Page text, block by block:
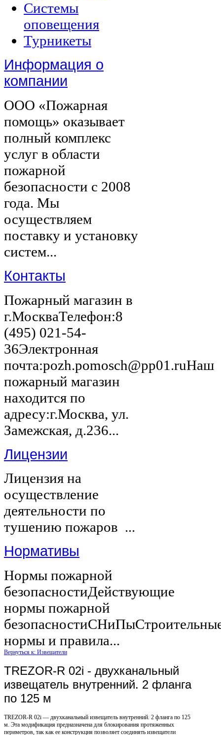
Системы
оповещения
Турникеты
Информация о
компании
ООО «Пожарная
помощь» оказывает
полный комплекс
услуг в области
пожарной
безопасности с 2008
года. Мы
осуществляем
поставку и установку
систем...
Контакты
Пожарный магазин в
г.МоскваТелефон:8
(495) 021-54-
36Электронная
почта:pozh.pomosch@pp01.ruНаш
пожарный магазин
находится по
адресу:г.Москва, ул.
Замежская, д.236...
Лицензии
Лицензия на
осуществление
деятельности по
тушению пожаров ...
Нормативы
Нормы пожарной
безопасностиДействующие
нормы пожарной
нормы и правила...
Вернуться к: Извещатели
TREZOR-R 02i - двухканальный
извещатель внутренний. 2 фланга
по 125 м
TREZOR-R 02i — двухканальный извещатель внутренний. 2 фланга по 125
м. Эта модификация предназначена для блокирования протяженных
периметров, так как ее конструкция позволяет соединять извещатели